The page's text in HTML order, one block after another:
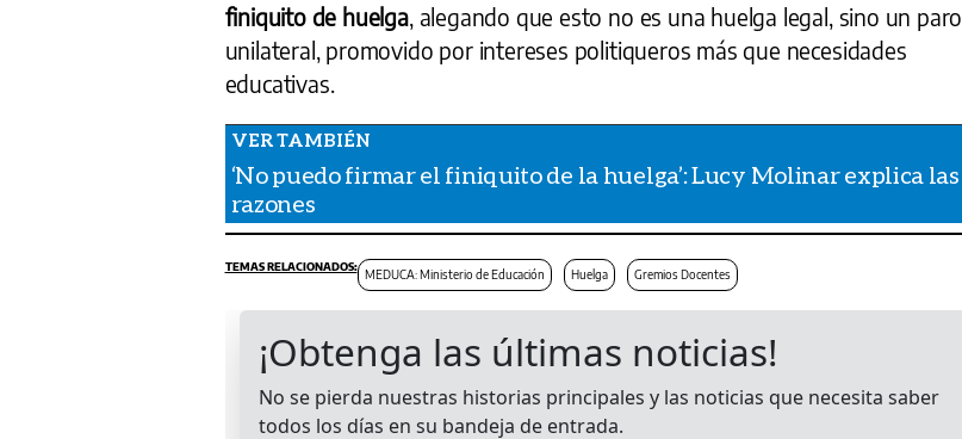
finiquito de huelga, alegando que esto no es una huelga legal, sino un paro
unilateral, promovido por intereses politiqueros más que necesidades
educativas.
‘No puedo firmar el finiquito de la huelga’: Lucy Molinar explica las
razones
MEDUCA: Ministerio de Educación Huelga Gremios Docentes